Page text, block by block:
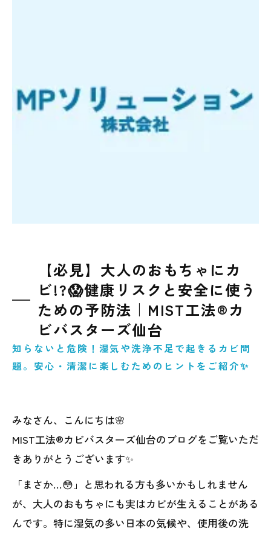
【必見】大人のおもちゃにカ
ビ!?😱健康リスクと安全に使う
ための予防法｜MIST工法®カ
ビバスターズ仙台
知らないと危険！湿気や洗浄不足で起きるカビ問
題。安心・清潔に楽しむためのヒントをご紹介✨
みなさん、こんにちは🌸
MIST工法®カビバスターズ仙台のブログをご覧いただ
きありがとうございます✨
「まさか…😳」と思われる方も多いかもしれません
が、大人のおもちゃにも実はカビが生えることがある
んです。特に湿気の多い日本の気候や、使用後の洗